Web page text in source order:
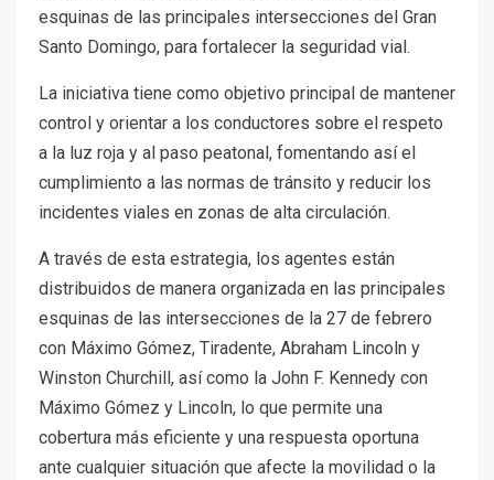
esquinas de las principales intersecciones del Gran
Santo Domingo, para fortalecer la seguridad vial.
La iniciativa tiene como objetivo principal de mantener
control y orientar a los conductores sobre el respeto
a la luz roja y al paso peatonal, fomentando así el
cumplimiento a las normas de tránsito y reducir los
incidentes viales en zonas de alta circulación.
A través de esta estrategia, los agentes están
distribuidos de manera organizada en las principales
esquinas de las intersecciones de la 27 de febrero
con Máximo Gómez, Tiradente, Abraham Lincoln y
Winston Churchill, así como la John F. Kennedy con
Máximo Gómez y Lincoln, lo que permite una
cobertura más eficiente y una respuesta oportuna
ante cualquier situación que afecte la movilidad o la